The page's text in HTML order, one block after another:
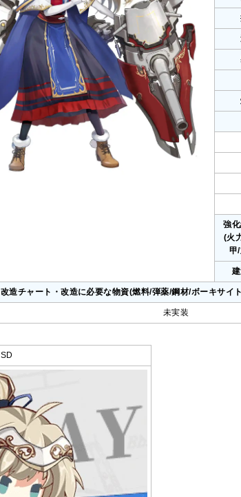
強
(火
甲
改造チャート・改造に必要な物資(燃料/弾薬/鋼材/ボーキサ
未実装
SD